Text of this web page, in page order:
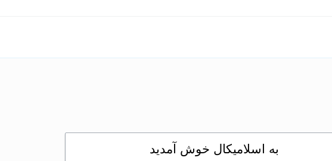
به اسلامیکال خوش آمدید